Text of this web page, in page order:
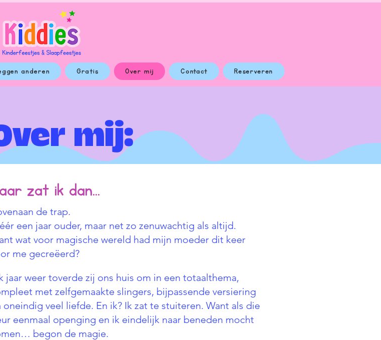
anderen Gratis Over mij Contact Reserveren
mij:
zat ik dan...
de trap.
een jaar ouder, maar net zo zenuwachtig als altijd.
wat voor magische wereld had mijn moeder dit keer
me gecreëerd?
jaar weer toverde zij ons huis om in een totaalthema,
met zelfgemaakte slingers, bijpassende versiering
oneindig veel liefde. En ik? Ik zat te stuiteren. Want als die
eenmaal openging en ik eindelijk naar beneden mocht
begon de magie.